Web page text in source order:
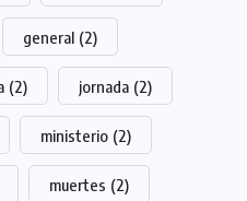
general (2)
(2) jornada (2)
ministerio (2)
muertes (2)